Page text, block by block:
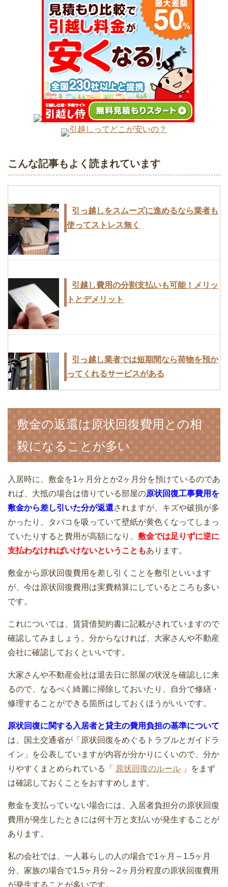
引越し費用を安くするために工夫できる
5つのポイント
引っ越しの際は必ず郵便局に転送届出
を！手続きは簡単
し業者は必要ないかも
造りテクニック10
性・単身女性・家族で違う
引越しの荷造りのコツ！断捨離で不用品
を効率よく処分する
引っ越しの見積もり料金から節約するた
めの8つのコツ
単身・一人暮らしの引越料金相場！繁忙
期と通常期・距離別一覧
引越しまでに時間がないときにおすすめ
のプランと片付け方法
期と通常期で比較
高くなる理由
引越し当日の急な精算に対応するため現
金の準備をしておく
引越しってどこが安いの？
こんな記事もよく読まれています
引っ越しをスムーズに進めるなら業者も
使ってストレス無く
引越し費用の分割支払いも可能！メリッ
トとデメリット
引っ越し業者では短期間なら荷物を預か
ってくれるサービスがある
に知っておくべき4つのこと
引越し業者との事前打ち合わせで確認す
べき4つのこと
引越し業者を利用するときのメリット・
引越見積もり依頼のときに準備しておく
べき項目
夢の一戸建て購入！マンションから引っ
越しするときの5つの注意点
電話で見積もり依頼すると引越し費用が
高くなる理由
引越料金を安く・節約するコツを引越業
敷金の返還は原状回復費用との相
殺になることが多い
入居時に、敷金を1ヶ月分とか2ヶ月分を預けているのであ
れば、大抵の場合は借りている部屋の原状回復工事費用を
敷金から差し引いた分が返還されますが、キズや破損が多
かったり、タバコを吸っていて壁紙が黄色くなってしまっ
ていたりすると費用が高額になり、 敷金では足りずに逆に
支払わなければいけないということもあります。
敷金から原状回復費用を差し引くことを敷引といいます
が、今は原状回復費用は実費精算にしているところも多い
です。
これについては、賃貸借契約書に記載がされていますので
確認してみましょう。分からなければ、大家さんや不動産
会社に確認しておくといいです。
大家さんや不動産会社は退去日に部屋の状況を確認しに来
るので、なるべく綺麗に掃除しておいたり、自分で修繕・
修理することができる箇所はしておくほうがいいです。
原状回復に関する入居者と貸主の費用負担の基準について
は、国土交通省が「原状回復をめぐるトラブルとガイドラ
イン」を公表していますが内容が分かりにくいので、分か
りやすくまとめられている「
原状回復のルール 」をまず
は確認しておくことをおすすめします。
敷金を支払っていない場合には、入居者負担分の原状回復
費用が発生したときには何十万と支払いが発生することが
あります。
私の会社では、一人暮らしの人の場合で1ヶ月～1.5ヶ月
分、家族の場合で1.5ヶ月分～2ヶ月分程度の原状回復費用
が発生することが多いです。